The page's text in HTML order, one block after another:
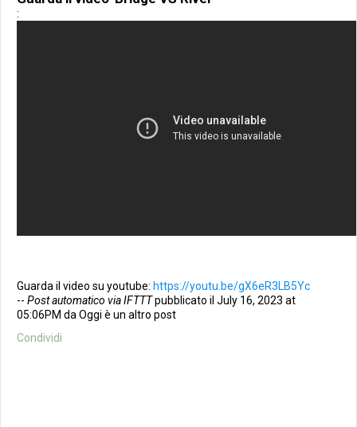
:
Guarda il video su youtube: https://youtu.be/gX6eR3LB5Yc
-- Post automatico via IFTTTpubblicato il July 16, 2023 at
05:06PM da Oggi è un altro post
Condividi